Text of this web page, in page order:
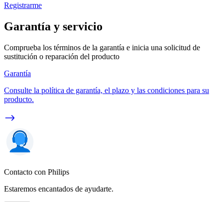
Registrarme
Garantía y servicio
Comprueba los términos de la garantía e inicia una solicitud de
sustitución o reparación del producto
Garantía
Consulte la política de garantía, el plazo y las condiciones para su
producto.
Contacto con Philips
Estaremos encantados de ayudarte.